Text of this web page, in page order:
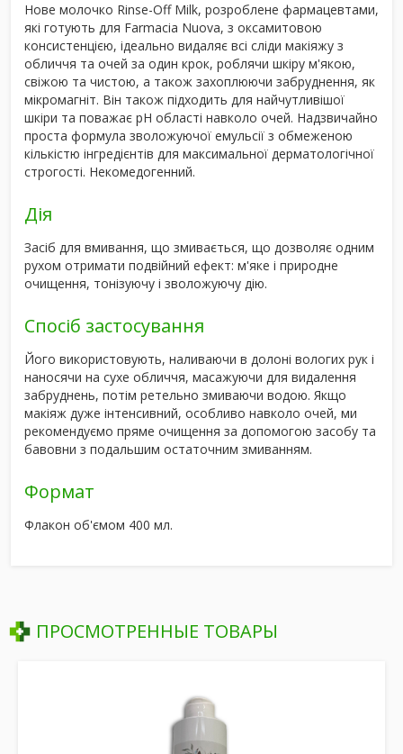
Нове молочко Rinse-Off Milk, розроблене фармацевтами,
які готують для Farmacia Nuova, з оксамитовою
консистенцією, ідеально видаляє всі сліди макіяжу з
обличчя та очей за один крок, роблячи шкіру м'якою,
свіжою та чистою, а також захоплюючи забруднення, як
мікромагніт. Він також підходить для найчутливішої
шкіри та поважає рН області навколо очей. Надзвичайно
проста формула зволожуючої емульсії з обмеженою
кількістю інгредієнтів для максимальної дерматологічної
строгості. Некомедогенний.
Дія
Засіб для вмивання, що змивається, що дозволяє одним
рухом отримати подвійний ефект: м'яке і природне
очищення, тонізуючу і зволожуючу дію.
Спосіб застосування
Його використовують, наливаючи в долоні вологих рук і
наносячи на сухе обличчя, масажуючи для видалення
забруднень, потім ретельно змиваючи водою. Якщо
макіяж дуже інтенсивний, особливо навколо очей, ми
рекомендуємо пряме очищення за допомогою засобу та
бавовни з подальшим остаточним змиванням.
Формат
Флакон об'ємом 400 мл.
ПРОСМОТРЕННЫЕ ТОВАРЫ